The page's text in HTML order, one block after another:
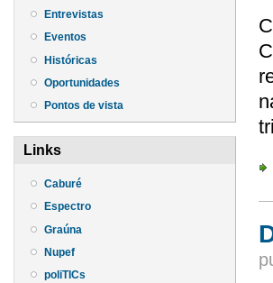
Entrevistas
Eventos
Históricas
Oportunidades
Pontos de vista
Links
Caburé
Espectro
Graúna
Nupef
poliTICs